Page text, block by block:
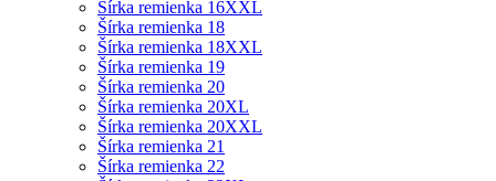
Šírka remienka 16XXL
Šírka remienka 18
Šírka remienka 18XXL
Šírka remienka 19
Šírka remienka 20
Šírka remienka 20XL
Šírka remienka 20XXL
Šírka remienka 21
Šírka remienka 22